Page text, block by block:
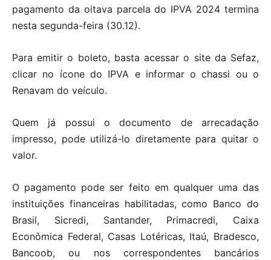
pagamento da oitava parcela do IPVA 2024 termina
nesta segunda-feira (30.12).
Para emitir o boleto, basta acessar o site da Sefaz,
clicar no ícone do IPVA e informar o chassi ou o
Renavam do veículo.
Quem já possui o documento de arrecadação
impresso, pode utilizá-lo diretamente para quitar o
valor.
O pagamento pode ser feito em qualquer uma das
instituições financeiras habilitadas, como Banco do
Brasil, Sicredi, Santander, Primacredi, Caixa
Econômica Federal, Casas Lotéricas, Itaú, Bradesco,
Bancoob, ou nos correspondentes bancários